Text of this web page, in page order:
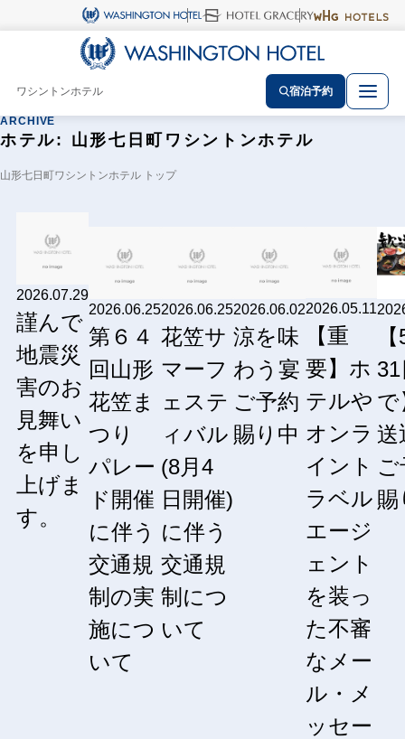
ワシントンホテル 宿泊予約
ARCHIVE
ホテル: 山形七日町ワシントンホテル
山形七日町ワシントンホテル トップ
2026.07.29
謹んで
地震災
害のお
見舞い
を申し
上げま
す。
2026.06.25
第６４
回山形
花笠ま
つり
パレー
ド開催
に伴う
交通規
制の実
施につ
いて
2026.06.25
花笠サ
マーフ
ェステ
ィバル
(8月4
日開催)
に伴う
交通規
制につ
いて
2026.06.02
涼を味
わう宴
ご予約
賜り中
2026.05.11
【重
要】ホ
テルや
オンラ
イント
ラベル
エージ
ェント
を装っ
た不審
なメー
ル・メ
ッセー
で
送
ご
賜